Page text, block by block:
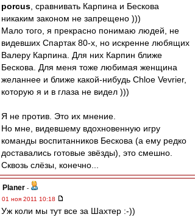
porcus , сравнивать Карпина и Бескова
никаким законом не запрещено )))
Мало того, я прекрасно понимаю людей, не
видевших Спартак 80-х, но искренне любящих
Валеру Карпина. Для них Карпин ближе
Бескова. Для меня тоже любимая женщина
желаннее и ближе какой-нибудь Chloe Vevrier,
которую я и в глаза не видел )))
Я не против. Это их мнение.
Но мне, видевшему вдохновенную игру
команды воспитанников Бескова (а ему редко
доставались готовые звёзды), это смешно.
Сквозь слёзы, конечно...
Planer -
01 ноя 2011 10:18
Уж коли мы тут все за Шахтер :-))